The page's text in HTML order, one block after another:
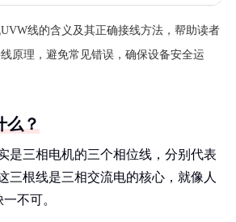
线的含义及其正确接线方法，帮助读者
原理，避免常见错误，确保设备安全运
么？
是三相电机的三个相位线，分别代表
三根线是三相交流电的核心，就像人
不可。